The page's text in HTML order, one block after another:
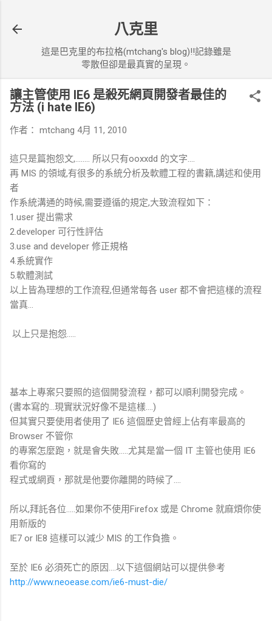
八克里
這是巴克里的布拉格(mtchang's blog)!!記錄雖是
零散但卻是最真實的呈現。
讓主管使用 IE6 是殺死網頁開發者最佳的
方法 (i hate IE6)
作者： mtchang 4月 11, 2010
這只是篇抱怨文,........ 所以只有ooxxdd 的文字....
再 MIS 的領域,有很多的系統分析及軟體工程的書籍,講述和使用
者
作系統溝通的時候,需要遵循的規定,大致流程如下：
1.user 提出需求
2.developer 可行性評估
3.use and developer 修正規格
4.系統實作
5.軟體測試
以上皆為理想的工作流程,但通常每各 user 都不會把這樣的流程
當真...
以上只是抱怨.....
基本上專案只要照的這個開發流程，都可以順利開發完成。
(書本寫的...現實狀況好像不是這樣....)
但其實只要使用者使用了 IE6 這個歷史曾經上佔有率最高的
Browser 不管你
的專案怎麼跑，就是會失敗.....尤其是當一個 IT 主管也使用 IE6
看你寫的
程式或網頁，那就是他要你離開的時候了....
所以,拜託各位.....如果你不使用Firefox 或是 Chrome 就麻煩你使
用新版的
IE7 or IE8 這樣可以減少 MIS 的工作負擔。
至於 IE6 必須死亡的原因....以下這個網站可以提供參考
http://www.neoease.com/ie6-must-die/